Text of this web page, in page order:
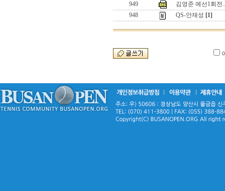
949
김영준 예선1회전..
948
QS-안재성 [1]